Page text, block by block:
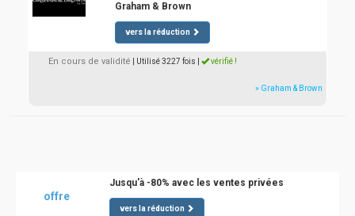
Graham & Brown
vers la réduction
En cours de validité | Utilisé 3227 fois vérifié !
» Graham & Brown
offre
Jusqu'à -80% avec les ventes privées
vers la réduction